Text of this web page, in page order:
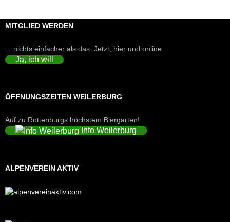
MITGLIED WERDEN
... nichts einfacher als das. Jetzt, hier und online.
Ja, ich will
ÖFFNUNGSZEITEN WEILERBURG
Auf zu Rottenburgs höchstem Biergarten!
Info Weilerburg
ALPENVEREIN AKTIV